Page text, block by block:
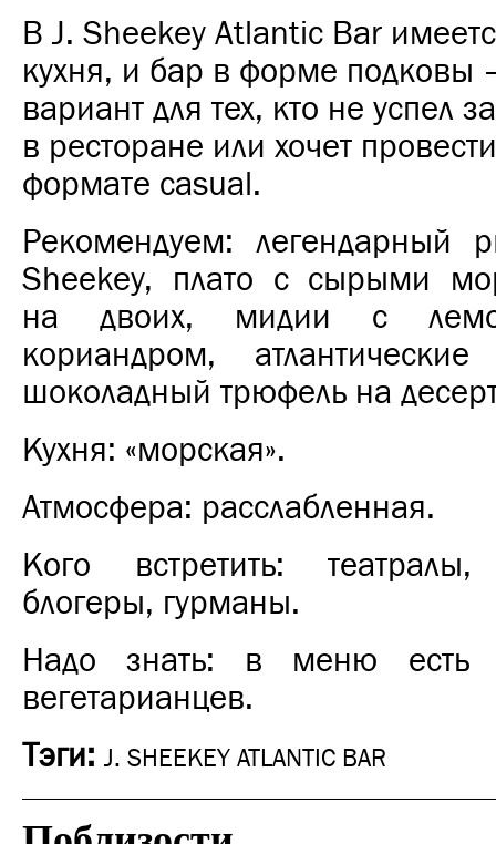
В J. Sheekey Atlantic Bar
кухня, и бар в форме подковы
вариант для тех, кто не успел
в ресторане или хочет
формате casual.
Рекомендуем: легендарный
Sheekey, плато с сырыми
на двоих, мидии с
кориандром,
шоколадный трюфель на
Кухня: «морская».
Атмосфера: расслабленная.
Кого встретить: театралы,
блогеры, гурманы.
Надо знать: в меню
вегетарианцев.
Тэги: J. SHEEKEY ATLANTIC BAR